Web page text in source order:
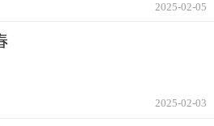
2025-02-05
2025-02-03